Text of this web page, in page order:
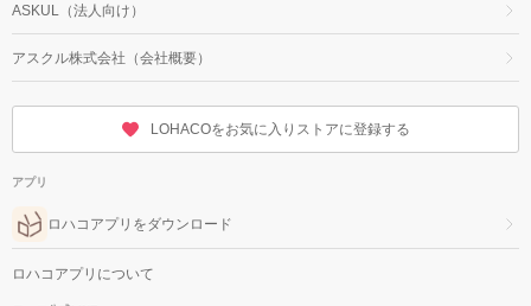
ASKUL（法人向け）
アスクル株式会社（会社概要）
LOHACOをお気に入りストアに登録する
アプリ
ロハコアプリをダウンロード
ロハコアプリについて